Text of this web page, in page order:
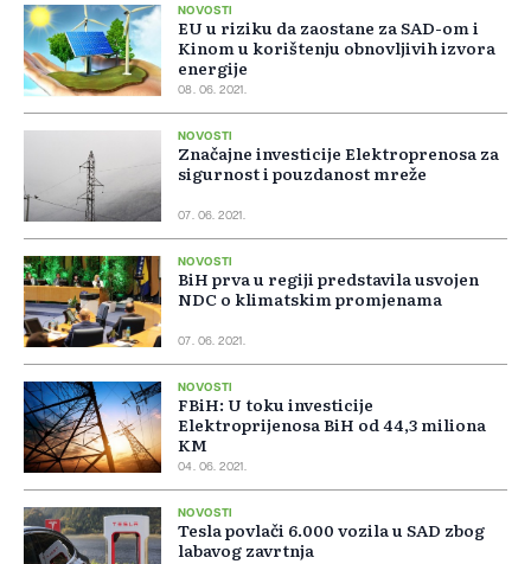
NOVOSTI
EU u riziku da zaostane za SAD-om i
Kinom u korištenju obnovljivih izvora
energije
08. 06. 2021.
NOVOSTI
Značajne investicije Elektroprenosa za
sigurnost i pouzdanost mreže
07. 06. 2021.
NOVOSTI
BiH prva u regiji predstavila usvojen
NDC o klimatskim promjenama
07. 06. 2021.
NOVOSTI
FBiH: U toku investicije
Elektroprijenosa BiH od 44,3 miliona
KM
04. 06. 2021.
NOVOSTI
Tesla povlači 6.000 vozila u SAD zbog
labavog zavrtnja